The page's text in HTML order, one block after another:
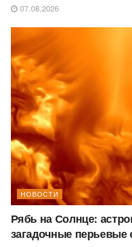
07.08.2026
НОВОСТИ
Рябь на Солнце:
загадочные перьевые